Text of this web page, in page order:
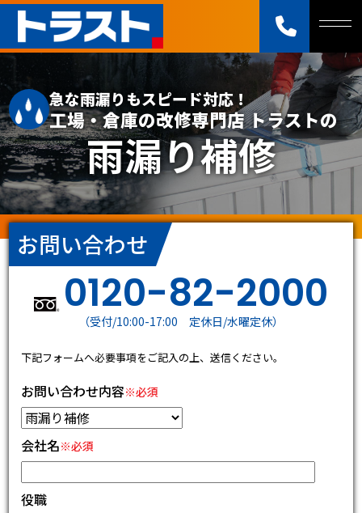
急な雨漏りもスピード対応！
工場・倉庫の改修専門店 トラストの
雨漏り補修
お問い合わせ
0120-82-2000
（受付/10:00-17:00 定休日/水曜定休）
下記フォームへ必要事項をご記入の上、送信ください。
お問い合わせ内容※必須
会社名※必須
役職